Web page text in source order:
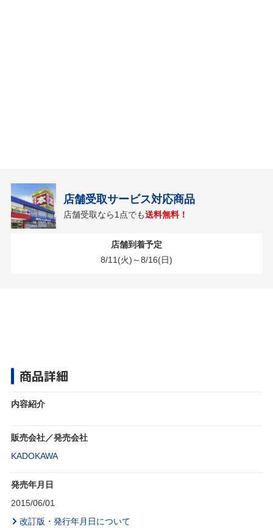
店舗受取サービス対応商品
店舗受取なら1点でも送料無料！
店舗到着予定
8/11(火)～8/16(日)
商品詳細
内容紹介
販売会社／発売会社
KADOKAWA
発売年月日
2015/06/01
改訂版・発行年月日について